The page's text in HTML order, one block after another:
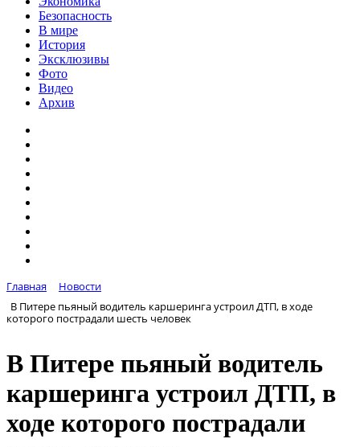
Безопасность
В мире
История
Эксклюзивы
Фото
Видео
Архив
Главная
Новости
В Питере пьяный водитель каршеринга устроил ДТП, в ходе
которого пострадали шесть человек
В Питере пьяный водитель
каршеринга устроил ДТП, в
ходе которого пострадали